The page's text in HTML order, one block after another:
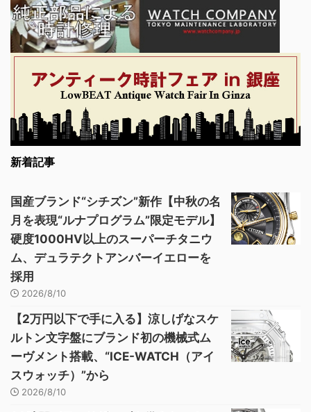
新着記事
国産ブランド“シチズン”新作【中秋の名
月を表現“ルナプログラム”限定モデル】
硬度1000HV以上のスーパーチタニウ
ム、デュラテクトアンバーイエローを
採用
2026/8/10
【2万円以下で手に入る】涼しげなスケ
ルトン文字盤にブランド初の機械式ム
ーヴメント搭載、“ICE-WATCH（アイ
スウォッチ）”から
2026/8/10